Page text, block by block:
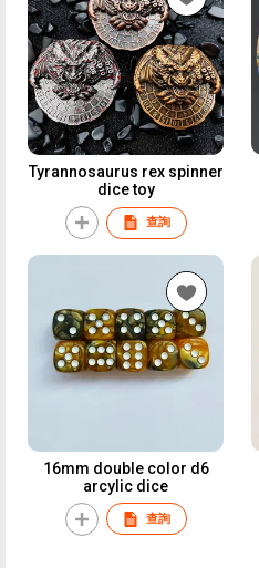
Tyrannosaurus rex spinner
dice toy
查詢
16mm double color d6
arcylic dice
查詢